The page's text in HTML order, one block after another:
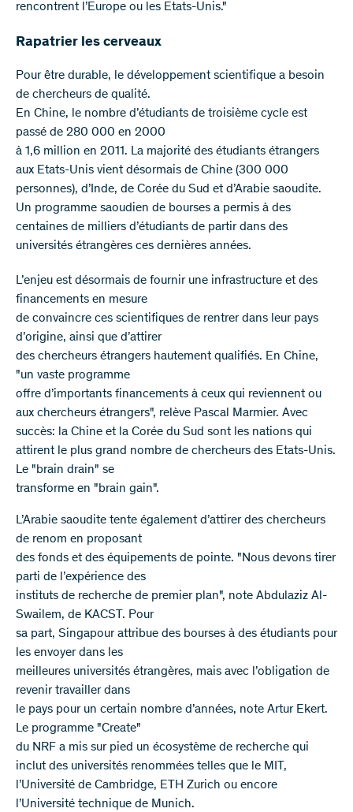
rencontrent l’Europe ou les Etats-Unis."
Rapatrier les cerveaux
Pour être durable, le développement scientifique a besoin
de chercheurs de qualité.
En Chine, le nombre d’étudiants de troisième cycle est
passé de 280 000 en 2000
à 1,6 million en 2011. La majorité des étudiants étrangers
aux Etats-Unis vient désormais de Chine (300 000
personnes), d’Inde, de Corée du Sud et d’Arabie saoudite.
Un programme saoudien de bourses a permis à des
centaines de milliers d’étudiants de partir dans des
universités étrangères ces dernières années.
L’enjeu est désormais de fournir une infrastructure et des
financements en mesure
de convaincre ces scientifiques de rentrer dans leur pays
d’origine, ainsi que d’attirer
des chercheurs étrangers hautement qualifiés. En Chine,
"un vaste programme
offre d’importants financements à ceux qui reviennent ou
aux chercheurs étrangers", relève Pascal Marmier. Avec
succès: la Chine et la Corée du Sud sont les nations qui
attirent le plus grand nombre de chercheurs des Etats-Unis.
Le "brain drain" se
transforme en "brain gain".
L’Arabie saoudite tente également d’attirer des chercheurs
de renom en proposant
des fonds et des équipements de pointe. "Nous devons tirer
parti de l’expérience des
instituts de recherche de premier plan", note Abdulaziz Al-
Swailem, de KACST. Pour
sa part, Singapour attribue des bourses à des étudiants pour
les envoyer dans les
meilleures universités étrangères, mais avec l’obligation de
revenir travailler dans
le pays pour un certain nombre d’années, note Artur Ekert.
Le programme "Create"
du NRF a mis sur pied un écosystème de recherche qui
inclut des universités renommées telles que le MIT,
l’Université de Cambridge, ETH Zurich ou encore
l’Université technique de Munich.